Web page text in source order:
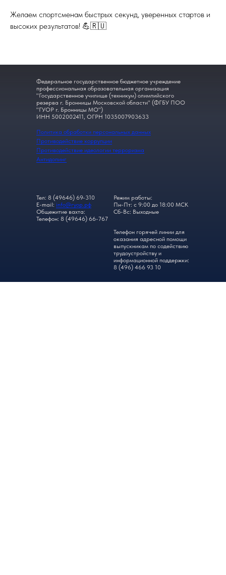
Желаем спортсменам быстрых секунд, уверенных стартов и
высоких результатов! 💪🇷🇺
Федеральное государственное бюджетное учреждение
профессиональная образовательная организация
"Государственное училище (техникум) олимпийского
резерва г. Бронницы Московской области" (ФГБУ ПОО
"ГУОР г. Бронницы МО")
ИНН 5002002411, ОГРН 1035007903633
Режим работы:
Пн-Пт: с 9:00 до 18:00 МСК
Сб-Вс: Выходные
Телефон горячей линии для
оказания адресной помощи
выпускникам по содействию
трудоустройству и
информационной поддержки:
8 (496) 466 93 10
Тел: 8 (49646) 69-310
E-mail: info@гуор.рф
Общежитие вахта:
Телефон: 8 (49646) 66-767
Политика обработки персональных данных
Противодействие коррупции
Противодействие идеологии терроризма
Антидопинг